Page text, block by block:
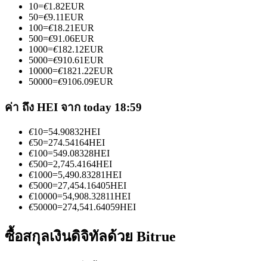
เพลิดเพลินกับการแบ่งปันผลกำไรและค่าคอมมิชชั่นการคัด
ลอกการซื้อขาย
ข้อมูล
การวิเคราะห์ข้อมูลขนาดใหญ่ รวมถึงข้อมูลการค้า ฯลฯ
10=€1.82EUR
50=€9.11EUR
100=€18.21EUR
500=€91.06EUR
1000=€182.12EUR
5000=€910.61EUR
10000=€1821.22EUR
50000=€9106.09EUR
ค่า ถึง HEI จาก today 18:59
€10=54.90832HEI
€50=274.54164HEI
€100=549.08328HEI
€500=2,745.4164HEI
€1000=5,490.83281HEI
€5000=27,454.16405HEI
€10000=54,908.32811HEI
€50000=274,541.64059HEI
ซื้อสกุลเงินดิจิทัลด้วย Bitrue